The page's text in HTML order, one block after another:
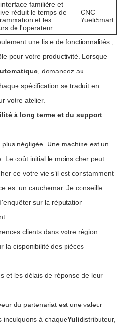
familière et
réduit le temps de
et les
de l'opérateur.
CNC
YueliSmart
une liste de fonctionnalités ;
pour votre productivité. Lorsque
, demandez au
spécification se traduit en
votre atelier.
à long terme et du support
négligée. Une machine est un
Le coût initial le moins cher peut
de votre vie s’il est constamment
est un cauchemar. Je conseille
sur la réputation
clients dans votre région.
la disponibilité des pièces
et les délais de réponse de leur
du partenariat est une valeur
inculquons à chaqueYulidistributeur,